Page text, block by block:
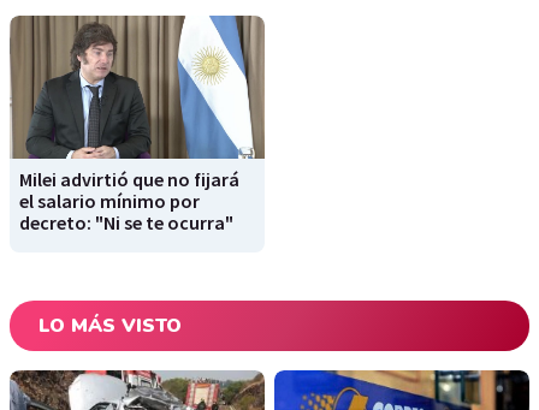
Milei advirtió que no fijará
el salario mínimo por
decreto: "Ni se te ocurra"
LO MÁS VISTO